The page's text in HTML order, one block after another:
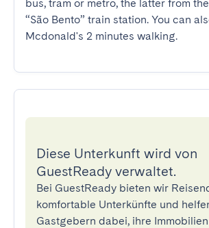
bus, tram or metro, the latter from
“São Bento” train station. You can
Mcdonald's 2 minutes walking.
Diese Unterkunft wird von
GuestReady verwaltet.
Bei GuestReady bieten wir
komfortable Unterkünfte und
Gastgebern dabei, ihre